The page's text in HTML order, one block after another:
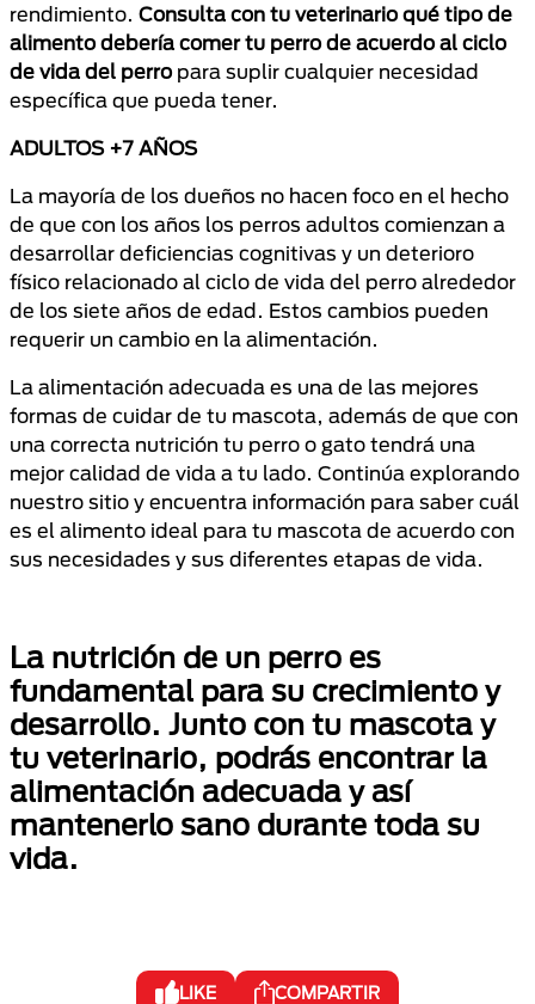
rendimiento. Consulta con tu veterinario qué tipo de
alimento debería comer tu perro de acuerdo al ciclo
de vida del perro para suplir cualquier necesidad
específica que pueda tener.
ADULTOS +7 AÑOS
La mayoría de los dueños no hacen foco en el hecho
de que con los años los perros adultos comienzan a
desarrollar deficiencias cognitivas y un deterioro
físico relacionado al ciclo de vida del perro alrededor
de los siete años de edad. Estos cambios pueden
requerir un cambio en la alimentación.
La alimentación adecuada es una de las mejores
formas de cuidar de tu mascota, además de que con
una correcta nutrición tu perro o gato tendrá una
mejor calidad de vida a tu lado. Continúa explorando
nuestro sitio y encuentra información para saber cuál
es el alimento ideal para tu mascota de acuerdo con
sus necesidades y sus diferentes etapas de vida.
La nutrición de un perro es
fundamental para su crecimiento y
desarrollo. Junto con tu mascota y
tu veterinario, podrás encontrar la
alimentación adecuada y así
mantenerlo sano durante toda su
vida.
LIKE COMPARTIR